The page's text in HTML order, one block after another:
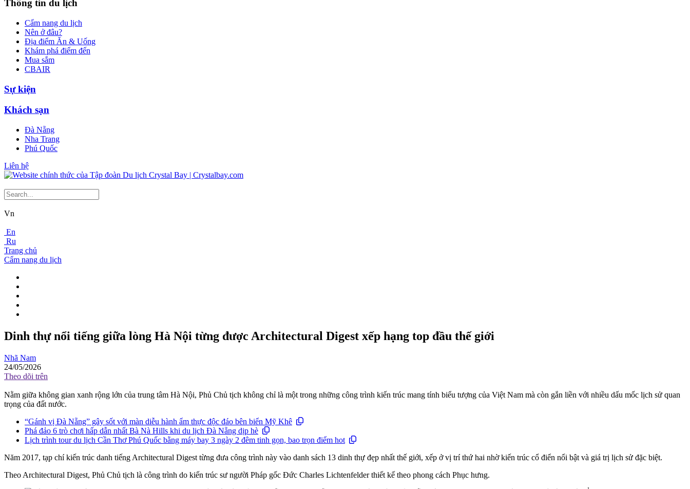
Thông tin du lịch
Cẩm nang du lịch
Nên ở đâu?
Địa điểm Ăn & Uống
Khám phá điểm đến
Mua sắm
CBAIR
Sự kiện
Khách sạn
Đà Nẵng
Nha Trang
Phú Quốc
Liên hệ
Vn
En
Ru
Trang chủ
Cẩm nang du lịch
Dinh thự nổi tiếng giữa lòng Hà Nội từng được Architectural Digest xếp hạng top đầu thế giới
Nhã Nam
24/05/2026
Theo dõi trên
Nằm giữa không gian xanh rộng lớn của trung tâm Hà Nội, Phủ Chủ tịch không chỉ là một trong những công trình kiến trúc mang tính biểu tượng của Việt Nam mà còn gắn liền với nhiều dấu mốc lịch sử quan
trọng của đất nước.
“Gánh vị Đà Nẵng” gây sốt với màn diễu hành ẩm thực độc đáo bên biển Mỹ Khê
Phá đảo 6 trò chơi hấp dẫn nhất Bà Nà Hills khi du lịch Đà Nẵng dịp hè
Lịch trình tour du lịch Cần Thơ Phú Quốc bằng máy bay 3 ngày 2 đêm tinh gọn, bao trọn điểm hot
Năm 2017, tạp chí kiến trúc danh tiếng Architectural Digest từng đưa công trình này vào danh sách 13 dinh thự đẹp nhất thế giới, xếp ở vị trí thứ hai nhờ kiến trúc cổ điển nổi bật và giá trị lịch sử đặc biệt.
Theo Architectural Digest, Phủ Chủ tịch là công trình do kiến trúc sư người Pháp gốc Đức Charles Lichtenfelder thiết kế theo phong cách Phục hưng.